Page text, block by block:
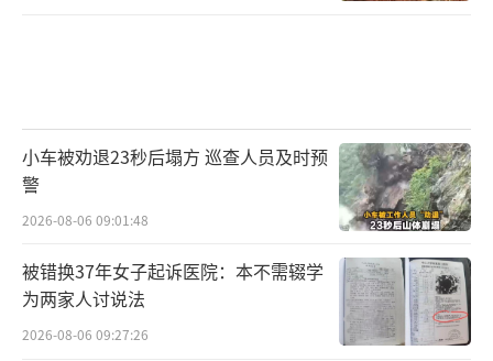
小车被劝退23秒后塌方 巡查人员及时预
警
2026-08-06 09:01:48
被错换37年女子起诉医院：本不需辍学
为两家人讨说法
2026-08-06 09:27:26